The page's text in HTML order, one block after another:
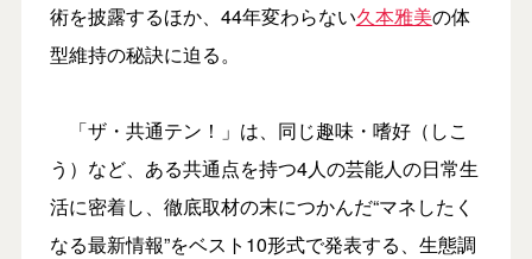
術を披露するほか、44年変わらない久本雅美の体
型維持の秘訣に迫る。
「ザ・共通テン！」は、同じ趣味・嗜好（しこ
う）など、ある共通点を持つ4人の芸能人の日常生
活に密着し、徹底取材の末につかんだ“マネしたく
なる最新情報”をベスト10形式で発表する、生態調